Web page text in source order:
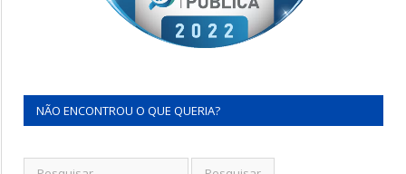
NÃO ENCONTROU O QUE QUERIA?